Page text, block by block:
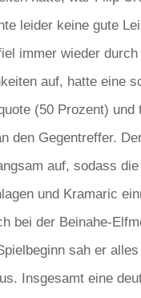
leider keine gute
immer wieder
auf, hatte eine
(50 Prozent) und
den Gegentreffer.
auf, sodass
und Kramaric
bei der Beinahe-
sah er
Insgesamt eine